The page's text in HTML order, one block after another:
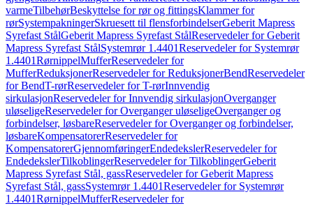
varmeTilbehørBeskyttelse for rør og fittingsKlammer for
rørSystempakningerSkruesett til flensforbindelserGeberit Mapress
Syrefast StålGeberit Mapress Syrefast StålReservedeler for Geberit
Mapress Syrefast StålSystemrør 1.4401Reservedeler for Systemrør
1.4401RørnippelMufferReservedeler for
MufferReduksjonerReservedeler for ReduksjonerBendReservedeler
for BendT-rørReservedeler for T-rørInnvendig
sirkulasjonReservedeler for Innvendig sirkulasjonOverganger
uløseligeReservedeler for Overganger uløseligeOverganger og
forbindelser, løsbareReservedeler for Overganger og forbindelser,
løsbareKompensatorerReservedeler for
KompensatorerGjennomføringerEndedekslerReservedeler for
EndedekslerTilkoblingerReservedeler for TilkoblingerGeberit
Mapress Syrefast Stål, gassReservedeler for Geberit Mapress
Syrefast Stål, gassSystemrør 1.4401Reservedeler for Systemrør
1.4401RørnippelMufferReservedeler for